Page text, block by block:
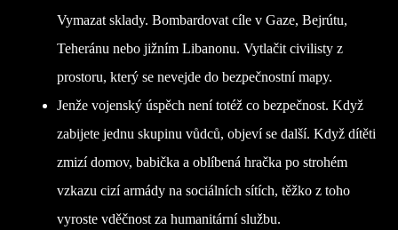
Vymazat sklady. Bombardovat cíle v Gaze, Bejrútu,
Teheránu nebo jižním Libanonu. Vytlačit civilisty z
prostoru, který se nevejde do bezpečnostní mapy.
Jenže vojenský úspěch není totéž co bezpečnost. Když
zabijete jednu skupinu vůdců, objeví se další. Když dítěti
zmizí domov, babička a oblíbená hračka po strohém
vzkazu cizí armády na sociálních sítích, těžko z toho
vyroste vděčnost za humanitární službu.